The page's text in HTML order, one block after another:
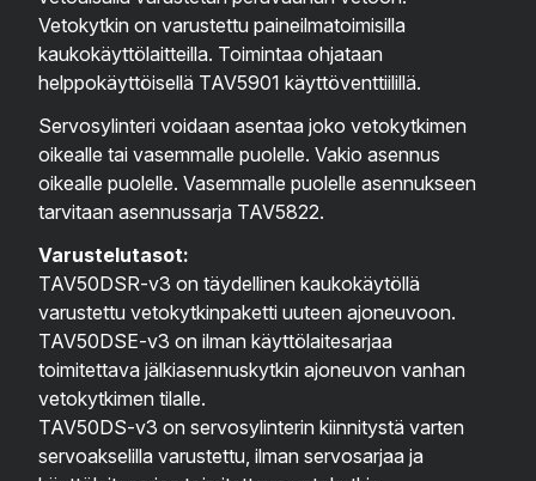
Vetokytkin on varustettu paineilmatoimisilla
kaukokäyttölaitteilla. Toimintaa ohjataan
helppokäyttöisellä TAV5901 käyttöventtiilillä.
Servosylinteri voidaan asentaa joko vetokytkimen
oikealle tai vasemmalle puolelle. Vakio asennus
oikealle puolelle. Vasemmalle puolelle asennukseen
tarvitaan asennussarja TAV5822.
Varustelutasot:
TAV50DSR-v3 on täydellinen kaukokäytöllä
varustettu vetokytkinpaketti uuteen ajoneuvoon.
TAV50DSE-v3 on ilman käyttölaitesarjaa
toimitettava jälkiasennuskytkin ajoneuvon vanhan
vetokytkimen tilalle.
TAV50DS-v3 on servosylinterin kiinnitystä varten
servoakselilla varustettu, ilman servosarjaa ja